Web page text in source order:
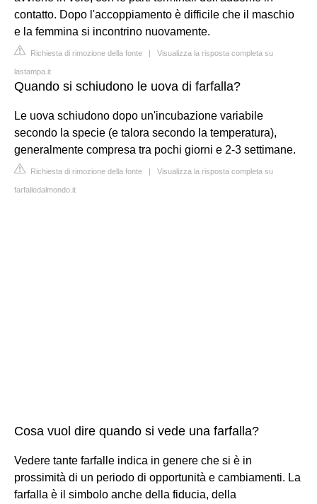
contatto. Dopo l'accoppiamento è difficile che il maschio
e la femmina si incontrino nuovamente.
Richiesta di rimozione della fonte | Visualizza la risposta completa su
lastampa.it
Quando si schiudono le uova di farfalla?
Le uova schiudono dopo un'incubazione variabile
secondo la specie (e talora secondo la temperatura),
generalmente compresa tra pochi giorni e 2-3 settimane.
Richiesta di rimozione della fonte | Visualizza la risposta completa su
farfalledalmondo.it
Cosa vuol dire quando si vede una farfalla?
Vedere tante farfalle indica in genere che si è in
prossimità di un periodo di opportunità e cambiamenti. La
farfalla è il simbolo anche della fiducia, della